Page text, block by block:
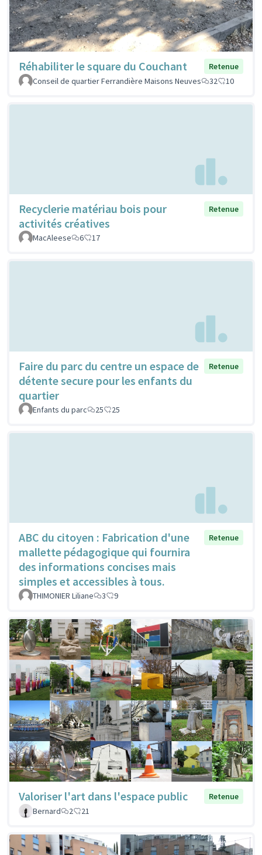
Réhabiliter le square du Couchant
Retenue
Conseil de quartier Ferrandière Maisons Neuves
32 10
Recyclerie matériau bois pour
activités créatives
Retenue
MacAleese 6 17
Faire du parc du centre un espace de
détente secure pour les enfants du
quartier
Retenue
Enfants du parc 25 25
ABC du citoyen : Fabrication d'une
mallette pédagogique qui fournira
des informations concises mais
simples et accessibles à tous.
Retenue
THIMONIER Liliane 3 9
Valoriser l'art dans l'espace public
Retenue
Bernard
2 21